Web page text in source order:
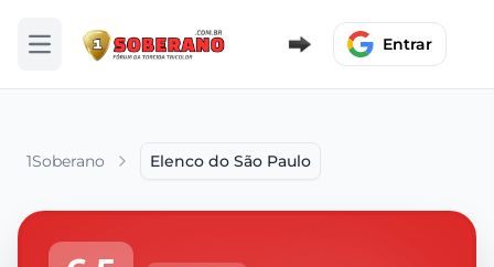
Abrir menu Entrar
1Soberano Elenco do São Paulo